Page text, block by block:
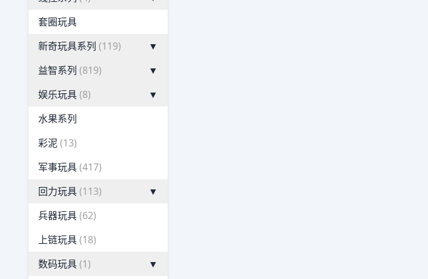
套圈玩具
新奇玩具系列 (119)
▼
益智系列 (819)
▼
娱乐玩具(8)
▼
水果系列
彩泥(13)
军事玩具(417)
回力玩具(113)
▼
兵器玩具(62)
上链玩具(18)
数码玩具(1)
▼